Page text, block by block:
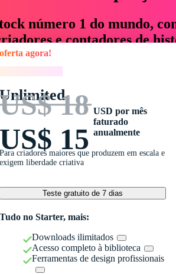
número 1 do mundo,
e contadores de
até 76% em tempo e
agora!
Unlimited18
US$ 15
USD por mês
faturado
anualmente
Para criadores maiores que produzem em escala e
exigem liberdade criativa
Teste gratuito de 7 dias
Tudo no Starter, mais:
Downloads ilimitados
Acesso completo à biblioteca
Ferramentas de design profissionais